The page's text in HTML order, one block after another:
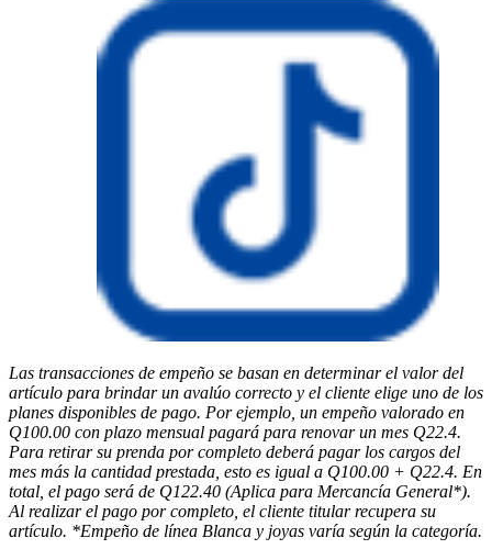
Las transacciones de empeño se basan en determinar el valor del
artículo para brindar un avalúo correcto y el cliente elige uno de los
planes disponibles de pago. Por ejemplo, un empeño valorado en
Q100.00 con plazo mensual pagará para renovar un mes Q22.4.
Para retirar su prenda por completo deberá pagar los cargos del
mes más la cantidad prestada, esto es igual a Q100.00 + Q22.4. En
total, el pago será de Q122.40 (Aplica para Mercancía General*).
Al realizar el pago por completo, el cliente titular recupera su
artículo. *Empeño de línea Blanca y joyas varía según la categoría.